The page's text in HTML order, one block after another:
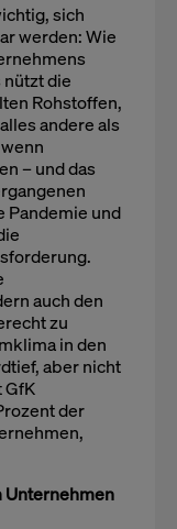
sich
werden: Wie
nützt die
Rohstoffen,
andere als
– und das
Pandemie und
auch den
zu
in den
aber nicht
GfK
der
Unternehmen